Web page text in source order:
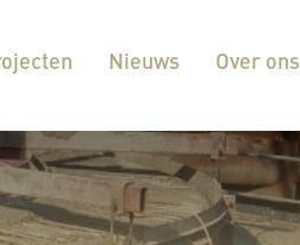
Nieuws Over ons